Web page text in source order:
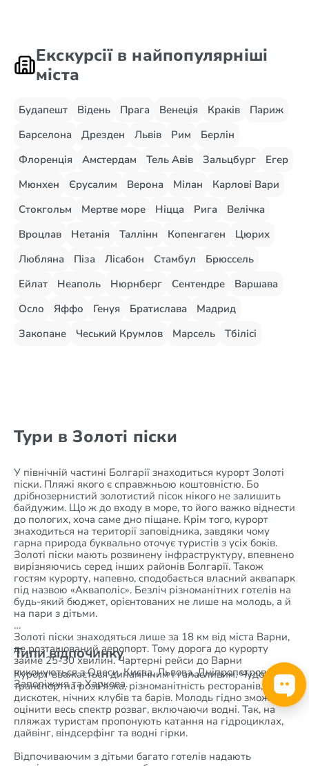
Екскурсії в найпопулярніші
міста
Будапешт Відень Прага Венеція Краків
Париж
Барселона
Дрезден Львів Рим
Берлін
Флоренція
Амстердам Тель Авів Зальцбург
Егер
Мюнхен
Єрусалим Верона Мілан
Карлові Вари
Стокгольм
Мертве море Ніцца Рига
Велічка
Вроцлав
Нетанія Таллінн Копенгаген
Цюрих
Любляна
Піза Лісабон Стамбул
Брюссель
Ейлат
Неаполь Нюрнберг Сентендре
Варшава
Осло
Яффо Генуя Братислава
Мадрид
Закопане
Чеський Крумлов Марсель Тбілісі
Тури в Золоті піски
У північній частині Болгарії знаходиться курорт Золоті
піски. Пляжі якого є справжньою коштовністю. Бо
дрібнозернистий золотистий пісок нікого не залишить
байдужим. Що ж до входу в море, то його важко віднести
до пологих, хоча саме дно піщане. Крім того, курорт
знаходиться на території заповідника, завдяки чому
гарна природа буквально оточує туристів з усіх боків.
Золоті піски мають розвинену інфраструктуру, впевнено
вирізняючись серед інших районів Болгарії. Також
гостям курорту, напевно, сподобається власний аквапарк
під назвою «Акваполіс». Безліч різноманітних готелів на
будь-який бюджет, орієнтованих не лише на молодь, а й
на пари з дітьми.
Золоті піски знаходяться лише за 18 км від міста Варни,
де розташований аеропорт. Тому дорога до курорту
займе 25-30 хвилин. Чартерні рейси до Варни
виконуються з Одеси, Києва, Львова, Дніпропетровська,
Запоріжжя та Харкова.
Типи відпочинку
Курорт вважається динамічним і галасливим. Чудова
транспортна розв'язка, різноманітність ресторанів,
дискотек, нічних клубів та барів. Молодь гідно зможе
оцінити весь спектр розваг, включаючи водні. Так, на
пляжах туристам пропонують катання на гідроциклах,
дайвінг, віндсерфінг та водні гірки.
Відпочиваючим з дітьми багато готелів надають